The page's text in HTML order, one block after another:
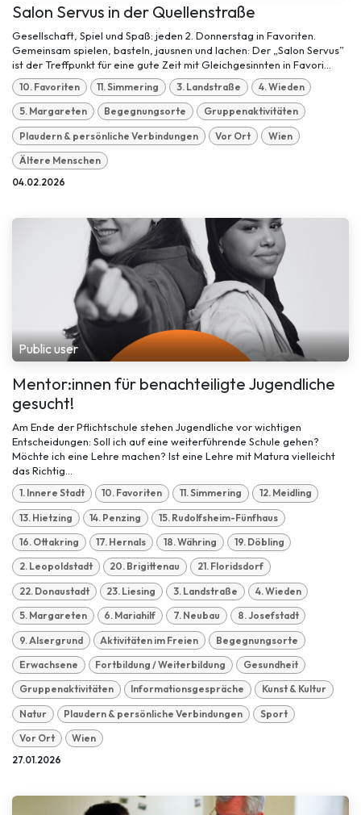
Salon Servus in der Quellenstraße
Gesellschaft, Spiel und Spaß: jeden 2. Donnerstag in Favoriten.
Gemeinsam spielen, basteln, jausnen und lachen: Der „Salon Servus”
ist der Treffpunkt für eine gute Zeit mit Gleichgesinnten in Favori...
10. Favoriten 11. Simmering 3. Landstraße 4. Wieden
5. Margareten Begegnungsorte Gruppenaktivitäten
Plaudern & persönliche Verbindungen Vor Ort Wien
Ältere Menschen
04.02.2026
Public user
Mentor:innen für benachteiligte Jugendliche
gesucht!
Am Ende der Pflichtschule stehen Jugendliche vor wichtigen
Entscheidungen: Soll ich auf eine weiterführende Schule gehen?
Möchte ich eine Lehre machen? Ist eine Lehre mit Matura vielleicht
das Richtig...
1. Innere Stadt 10. Favoriten 11. Simmering 12. Meidling
13. Hietzing 14. Penzing 15. Rudolfsheim-Fünfhaus
16. Ottakring 17. Hernals 18. Währing 19. Döbling
2. Leopoldstadt 20. Brigittenau 21. Floridsdorf
22. Donaustadt 23. Liesing 3. Landstraße 4. Wieden
5. Margareten 6. Mariahilf 7. Neubau 8. Josefstadt
9. Alsergrund Aktivitäten im Freien Begegnungsorte
Erwachsene Fortbildung / Weiterbildung Gesundheit
Gruppenaktivitäten Informationsgespräche Kunst & Kultur
Natur Plaudern & persönliche Verbindungen Sport
Vor Ort Wien
27.01.2026